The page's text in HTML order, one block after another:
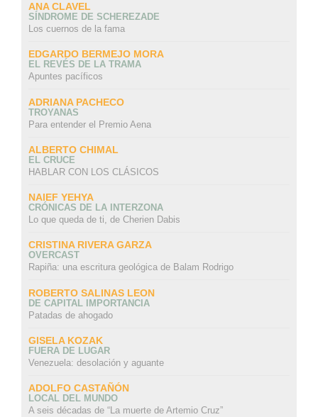
ANA CLAVEL
SÍNDROME DE SCHEREZADE
Los cuernos de la fama
EDGARDO BERMEJO MORA
EL REVÉS DE LA TRAMA
Apuntes pacíficos
ADRIANA PACHECO
TROYANAS
Para entender el Premio Aena
ALBERTO CHIMAL
EL CRUCE
HABLAR CON LOS CLÁSICOS
NAIEF YEHYA
CRÓNICAS DE LA INTERZONA
Lo que queda de ti, de Cherien Dabis
CRISTINA RIVERA GARZA
OVERCAST
Rapiña: una escritura geológica de Balam Rodrigo
ROBERTO SALINAS LEON
DE CAPITAL IMPORTANCIA
Patadas de ahogado
GISELA KOZAK
FUERA DE LUGAR
Venezuela: desolación y aguante
ADOLFO CASTAÑÓN
LOCAL DEL MUNDO
A seis décadas de “La muerte de Artemio Cruz”